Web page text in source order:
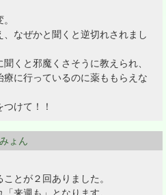
なぜかと聞くと逆切れされまし
くと邪魔くさそうに教えられ、
に行っているのに薬ももらえな
けて！！
ょん
とが２回ありました。